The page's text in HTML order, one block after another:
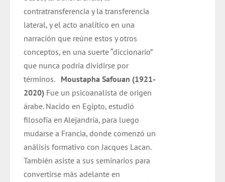
contratransferencia y la transferencia
lateral, y el acto analítico en una
narración que reúne estos y otros
conceptos, en una suerte “diccionario”
que nunca podría dividirse por
términos. Moustapha Safouan (1921-
2020) Fue un psicoanalista de origen
árabe. Nacido en Egipto, estudió
filosofía en Alejandría, para luego
mudarse a Francia, donde comenzó un
análisis formativo con Jacques Lacan.
También asiste a sus seminarios para
convertirse más adelante en